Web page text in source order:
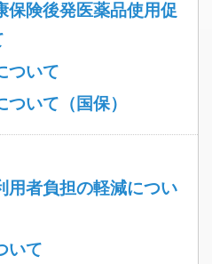
保険後発医薬品使用促
ついて
いて（国保）
用者負担の軽減につい
いて